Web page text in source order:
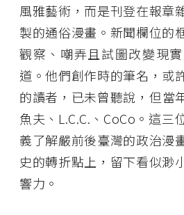
風雅藝術，而是刊登在報章
製的通俗漫畫。新聞欄位的
觀察、嘲弄且試圖改變現
道。他們創作時的筆名，或
的讀者，已未曾聽說，但
魚夫、L.C.C.、CoCo。這三
義了解嚴前後臺灣的政治漫
史的轉折點上，留下看似渺
響力。